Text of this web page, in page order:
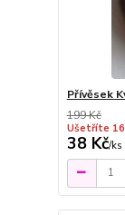
Přívěsek
199 Kč
Ušetříte
38 Kč/ks